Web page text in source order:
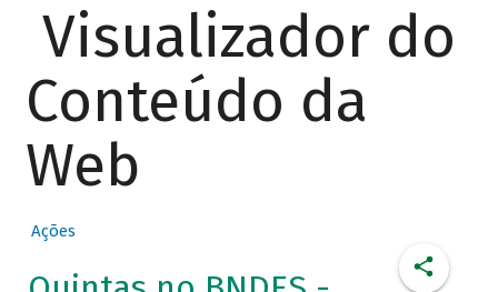
Visualizador do
Conteúdo da
Web
Ações